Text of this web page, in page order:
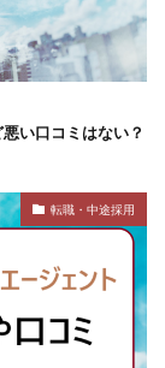
い口コミはない？
転職・中途採用